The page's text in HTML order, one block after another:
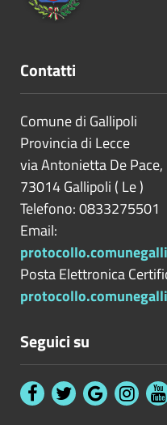
Contatti
Comune di Gallipoli
Provincia di Lecce
via Antonietta De
73014Gallipoli ( Le)
Telefono: 0833275501
Email:
Posta Elettronica
Seguici su